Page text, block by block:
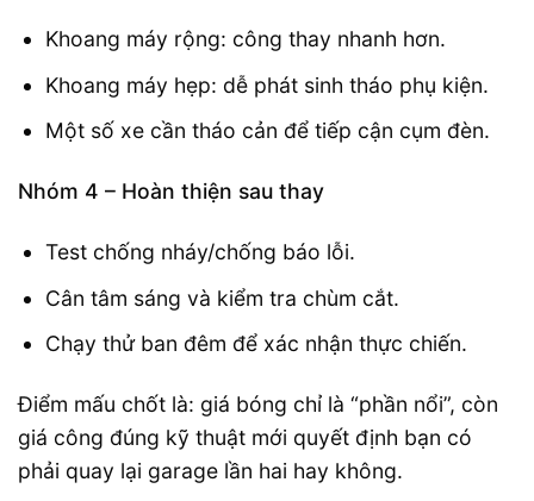
Khoang máy rộng: công thay nhanh hơn.
Khoang máy hẹp: dễ phát sinh tháo phụ kiện.
Một số xe cần tháo cản để tiếp cận cụm đèn.
Nhóm 4 – Hoàn thiện sau thay
Test chống nháy/chống báo lỗi.
Cân tâm sáng và kiểm tra chùm cắt.
Chạy thử ban đêm để xác nhận thực chiến.
Điểm mấu chốt là: giá bóng chỉ là “phần nổi”, còn
giá công đúng kỹ thuật mới quyết định bạn có
phải quay lại garage lần hai hay không.